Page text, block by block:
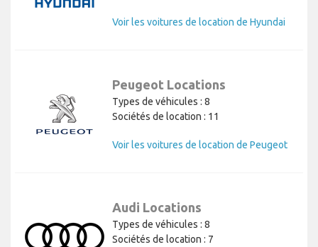
Voir les voitures de location de Hyundai
Peugeot Locations
Types de véhicules : 8
Sociétés de location : 11
Voir les voitures de location de Peugeot
Audi Locations
Types de véhicules : 8
Sociétés de location : 7